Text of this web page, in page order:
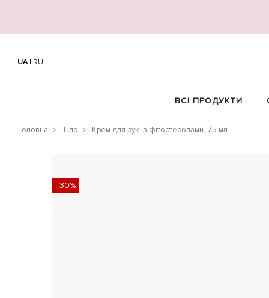
UA| RU
ВСІ ПРОДУКТИ
Головна > Тіло > Крем для рук із фітостеролами, 75 мл
- 30%